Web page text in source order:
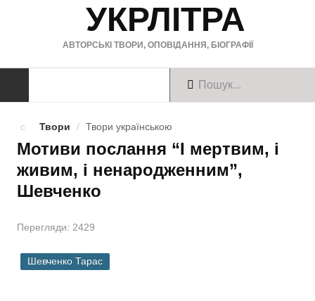
УКРЛІТРА
АВТОРСЬКІ ТВОРИ, ОПОВІДАННЯ, БІОГРАФІЇ
Твори українською
Твори англійською
Твори / Твори українською
Мотиви послання “І мертвим, і
живим, і ненародженним”,
Шевченко
Перегляди: 2429
Шевченко Тарас